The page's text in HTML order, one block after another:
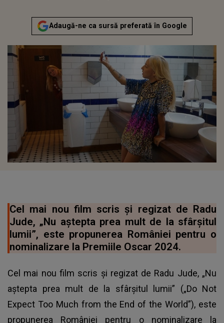
Adaugă-ne ca sursă preferată în Google
Cel mai nou film scris şi regizat de Radu
Jude, „Nu aştepta prea mult de la sfârşitul
lumii”, este propunerea României pentru o
nominalizare la Premiile Oscar 2024.
Cel mai nou film scris şi regizat de Radu Jude, „Nu
aştepta prea mult de la sfârşitul lumii” („Do Not
Expect Too Much from the End of the World”), este
propunerea României pentru o nominalizare la